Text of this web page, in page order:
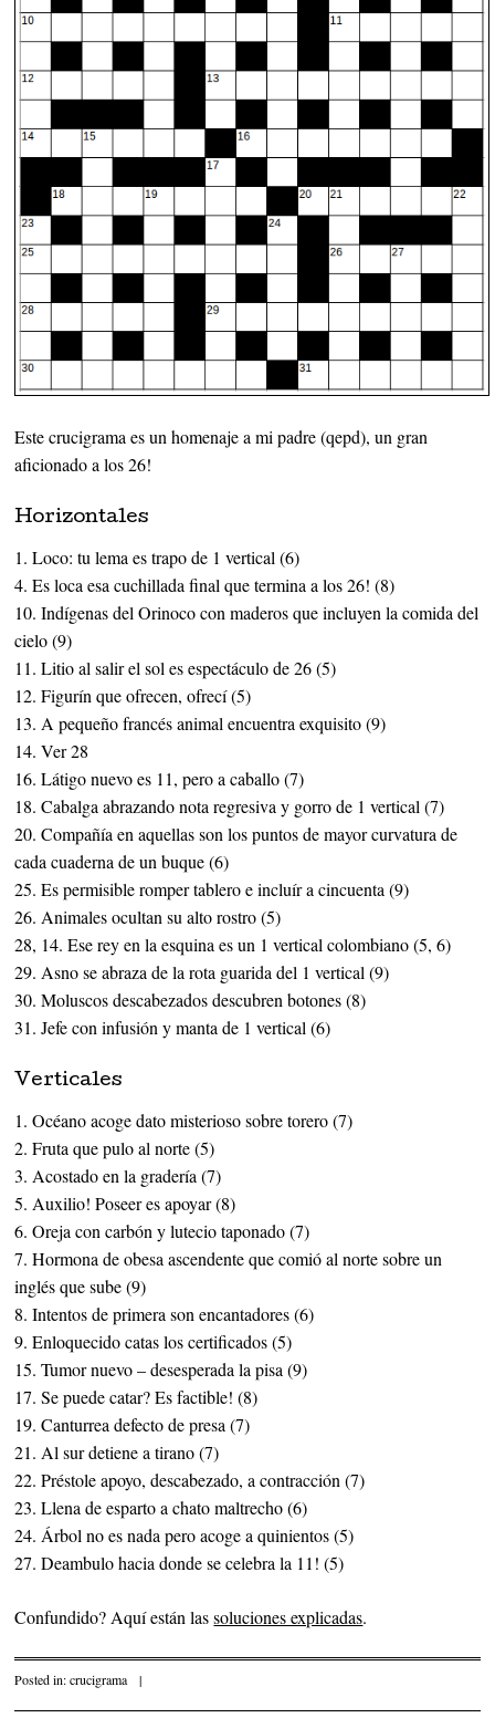
Este crucigrama es un homenaje a mi padre (qepd), un gran
aficionado a los 26!
Horizontales
1. Loco: tu lema es trapo de 1 vertical (6)
4. Es loca esa cuchillada final que termina a los 26! (8)
10. Indígenas del Orinoco con maderos que incluyen la comida del
cielo (9)
11. Litio al salir el sol es espectáculo de 26 (5)
12. Figurín que ofrecen, ofrecí (5)
13. A pequeño francés animal encuentra exquisito (9)
14. Ver 28
16. Látigo nuevo es 11, pero a caballo (7)
18. Cabalga abrazando nota regresiva y gorro de 1 vertical (7)
20. Compañía en aquellas son los puntos de mayor curvatura de
cada cuaderna de un buque (6)
25. Es permisible romper tablero e incluír a cincuenta (9)
26. Animales ocultan su alto rostro (5)
28, 14. Ese rey en la esquina es un 1 vertical colombiano (5, 6)
29. Asno se abraza de la rota guarida del 1 vertical (9)
30. Moluscos descabezados descubren botones (8)
31. Jefe con infusión y manta de 1 vertical (6)
Verticales
1. Océano acoge dato misterioso sobre torero (7)
2. Fruta que pulo al norte (5)
3. Acostado en la gradería (7)
5. Auxilio! Poseer es apoyar (8)
6. Oreja con carbón y lutecio taponado (7)
7. Hormona de obesa ascendente que comió al norte sobre un
inglés que sube (9)
8. Intentos de primera son encantadores (6)
9. Enloquecido catas los certificados (5)
15. Tumor nuevo – desesperada la pisa (9)
17. Se puede catar? Es factible! (8)
19. Canturrea defecto de presa (7)
21. Al sur detiene a tirano (7)
22. Préstole apoyo, descabezado, a contracción (7)
23. Llena de esparto a chato maltrecho (6)
24. Árbol no es nada pero acoge a quinientos (5)
27. Deambulo hacia donde se celebra la 11! (5)
Confundido? Aquí están lassoluciones explicadas.
Posted in:crucigrama |